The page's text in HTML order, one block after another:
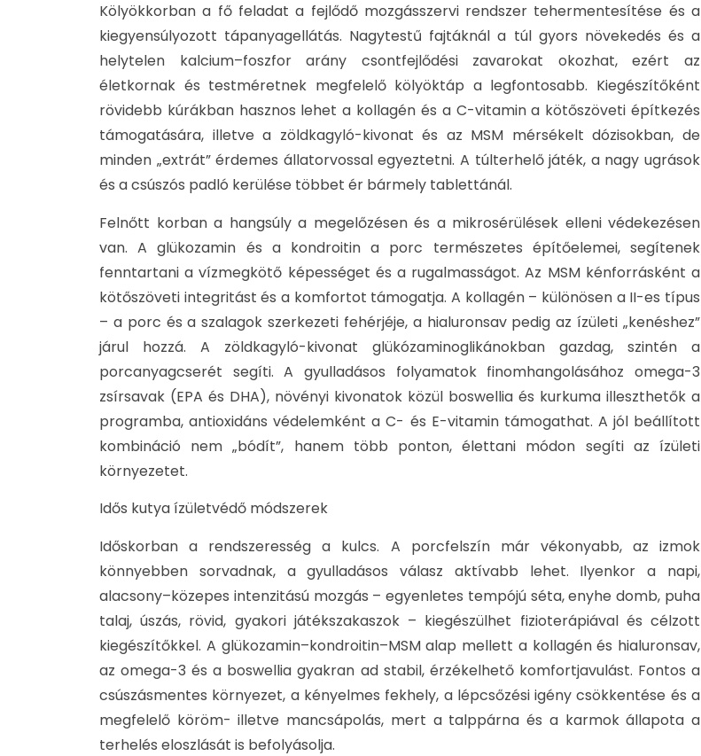
Kölyökkorban a fő feladat a fejlődő mozgásszervi rendszer tehermentesítése és a
kiegyensúlyozott tápanyagellátás. Nagytestű fajtáknál a túl gyors növekedés és a
helytelen kalcium–foszfor arány csontfejlődési zavarokat okozhat, ezért az
életkornak és testméretnek megfelelő kölyöktáp a legfontosabb. Kiegészítőként
rövidebb kúrákban hasznos lehet a kollagén és a C-vitamin a kötőszöveti építkezés
támogatására, illetve a zöldkagyló-kivonat és az MSM mérsékelt dózisokban, de
minden „extrát” érdemes állatorvossal egyeztetni. A túlterhelő játék, a nagy ugrások
és a csúszós padló kerülése többet ér bármely tablettánál.
Felnőtt korban a hangsúly a megelőzésen és a mikrosérülések elleni védekezésen
van. A glükozamin és a kondroitin a porc természetes építőelemei, segítenek
fenntartani a vízmegkötő képességet és a rugalmasságot. Az MSM kénforrásként a
kötőszöveti integritást és a komfortot támogatja. A kollagén – különösen a II-es típus
– a porc és a szalagok szerkezeti fehérjéje, a hialuronsav pedig az ízületi „kenéshez”
járul hozzá. A zöldkagyló-kivonat glükózaminoglikánokban gazdag, szintén a
porcanyagcserét segíti. A gyulladásos folyamatok finomhangolásához omega-3
zsírsavak (EPA és DHA), növényi kivonatok közül boswellia és kurkuma illeszthetők a
programba, antioxidáns védelemként a C- és E-vitamin támogathat. A jól beállított
kombináció nem „bódít”, hanem több ponton, élettani módon segíti az ízületi
környezetet.
Idős kutya ízületvédő​ módszerek
Időskorban a rendszeresség a kulcs. A porcfelszín már vékonyabb, az izmok
könnyebben sorvadnak, a gyulladásos válasz aktívabb lehet. Ilyenkor a napi,
alacsony–közepes intenzitású mozgás – egyenletes tempójú séta, enyhe domb, puha
talaj, úszás, rövid, gyakori játékszakaszok – kiegészülhet fizioterápiával és célzott
kiegészítőkkel. A glükozamin–kondroitin–MSM alap mellett a kollagén és hialuronsav,
az omega-3 és a boswellia gyakran ad stabil, érzékelhető komfortjavulást. Fontos a
csúszásmentes környezet, a kényelmes fekhely, a lépcsőzési igény csökkentése és a
megfelelő köröm- illetve mancsápolás, mert a talppárna és a karmok állapota a
terhelés eloszlását is befolyásolja.